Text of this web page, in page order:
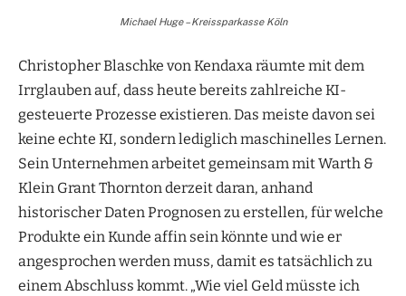
Michael Huge – Kreissparkasse Köln
Christopher Blaschke von Kendaxa räumte mit dem
Irrglauben auf, dass heute bereits zahlreiche KI-
gesteuerte Prozesse existieren. Das meiste davon sei
keine echte KI, sondern lediglich maschinelles Lernen.
Sein Unternehmen arbeitet gemeinsam mit Warth &
Klein Grant Thornton derzeit daran, anhand
historischer Daten Prognosen zu erstellen, für welche
Produkte ein Kunde affin sein könnte und wie er
angesprochen werden muss, damit es tatsächlich zu
einem Abschluss kommt. „Wie viel Geld müsste ich